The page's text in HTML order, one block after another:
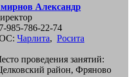
Александр
985-786-22-74
Чарлита, Росита
проведения занятий:
район, Фряново